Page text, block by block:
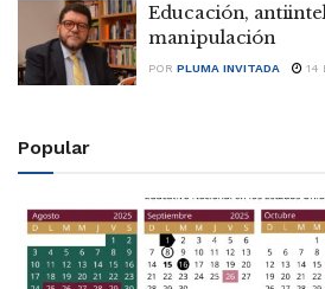
Educación,
manipulación
POR PLUMA INVITADA 14
Popular